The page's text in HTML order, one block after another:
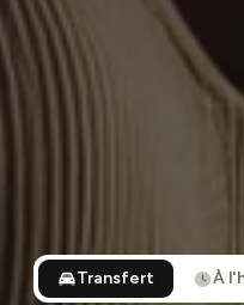
Transfert À